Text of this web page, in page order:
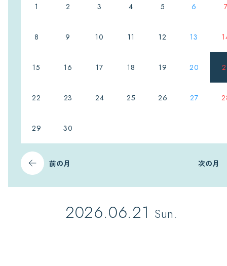
1 2 3 4 5 6
8 9 10 11 12 13
15 16 17 18 19 20
22 23 24 25 26 27
29 30
前の月 次の月
2026.06.21 Sun.